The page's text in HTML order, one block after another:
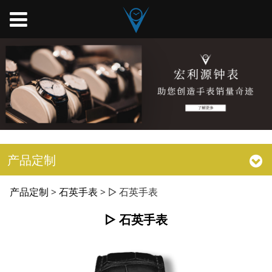
产品定制
▷ 石英手表
产品定制 >石英手表 > ▷ 石英手表
▷ 石英手表